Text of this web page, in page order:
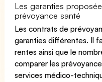
Les garanties
prévoyance santé
Les contrats de
garanties différentes. Il
rentes ainsi que le
comparer les
services médico-